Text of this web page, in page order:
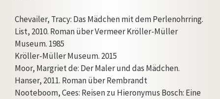
Chevailer, Tracy: Das Mädchen mit dem Perlenohrring.
List, 2010. Roman über Vermeer Kröller-Müller
Museum. 1985
Kröller-Müller Museum. 2015
Moor, Margriet de: Der Maler und das Mädchen.
Hanser, 2011. Roman über Rembrandt
Nooteboom, Cees: Reisen zu Hieronymus Bosch: Eine